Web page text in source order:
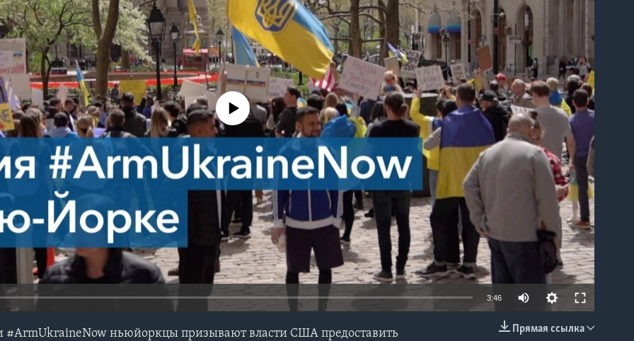
No media source currently available
3:46
Прямая ссылка
#ArmUkraineNow ньюйоркцы призывают власти США предоставить